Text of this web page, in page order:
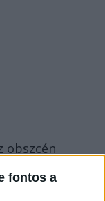
fontos a
obszcén
arcokból, a
az